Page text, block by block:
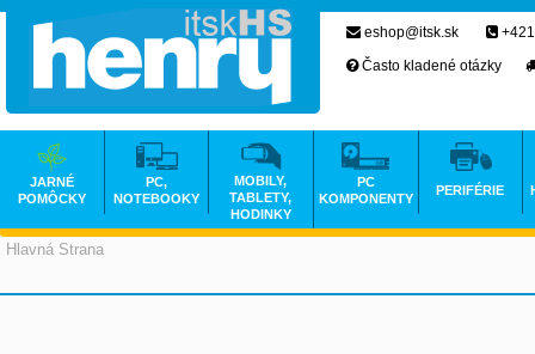
Hlavná Strana
eshop@itsk.sk
Často kladené otázky
JARNÉ
POMÔCKY
PC,
NOTEBOOKY
MOBILY,
TABLETY,
HODINKY
PC
KOMPONENTY
PERIFÉRIE